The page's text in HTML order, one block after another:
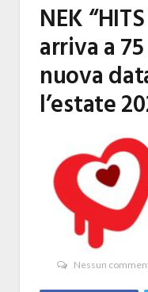
NEK
arriva a
nuova
l’estate
Nessun